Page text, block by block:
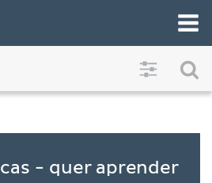
- quer aprender